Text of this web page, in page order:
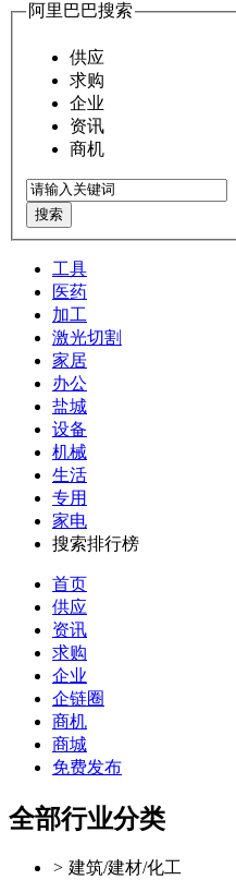
阿里巴巴搜索
供应
求购
企业
资讯
商机
搜索
工具
医药
加工
激光切割
家居
办公
盐城
设备
机械
生活
专用
家电
搜索排行榜
首页
供应
资讯
求购
企业
企链圈
商机
商城
免费发布
全部行业分类
> 建筑/建材/化工